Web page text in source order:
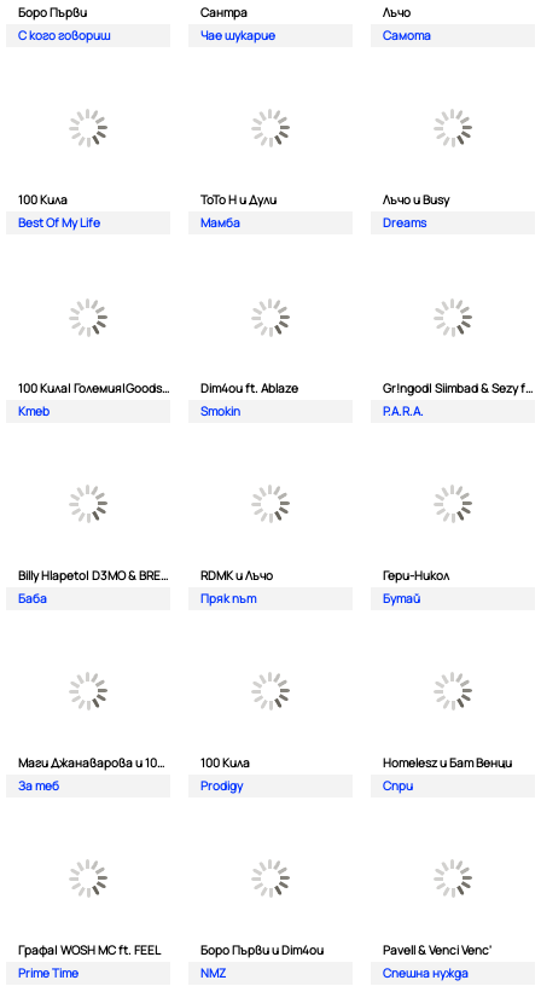
Боро Първи
С кого говориш
Сантра
Чае шукарие
Лъчо
Самота
100 Кила
Best Of My Life
ToTo H и Дули
Мамба
Лъчо и Busy
Dreams
100 Кила| Големия|Goodslav и 2 Лица
Kmeb
Dim4ou ft. Ablaze
Smokin
Gr!ngod| Siimbad & Sezy ft. Djaany
P.A.R.A.
Billy Hlapeto| D3MO & BREVIS
Баба
RDMK и Лъчо
Пряк път
Гери-Никол
Бутай
Маги Джанаварова и 100 Кила
За теб
100 Кила
Prodigy
Homelesz и Бат Венци
Спри
Графа| WOSH MC ft. FEEL
Prime Time
Боро Първи и Dim4ou
NMZ
Pavell & Venci Venc'
Спешна нужда